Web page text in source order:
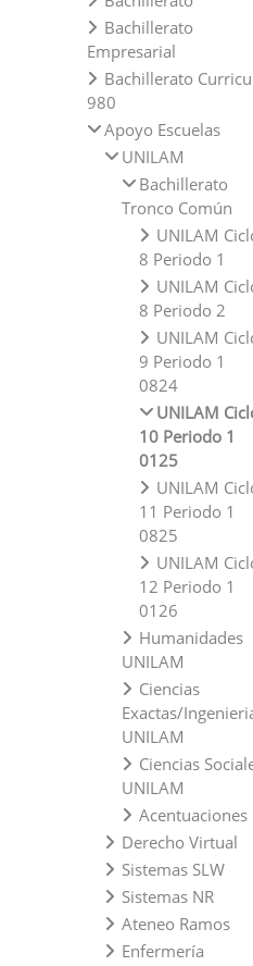
Bachillerato
Empresarial
Bachillerato
980
Apoyo Escuelas
UNILAM
Bachillerato
Tronco Común
UNILAM
8 Periodo 1
UNILAM
8 Periodo 2
UNILAM
9 Periodo 1
0824
UNILAM
10 Periodo 1
0125
UNILAM
11 Periodo 1
0825
UNILAM
12 Periodo 1
0126
Humanidades
UNILAM
Ciencias
Exactas/
UNILAM
Ciencias
UNILAM
Acentuaciones
Derecho Virtual
Sistemas SLW
Sistemas NR
Ateneo Ramos
Enfermería